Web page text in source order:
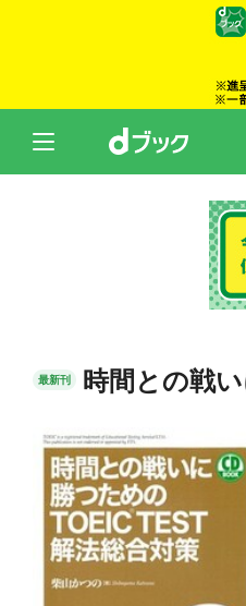
最新刊 時間との戦